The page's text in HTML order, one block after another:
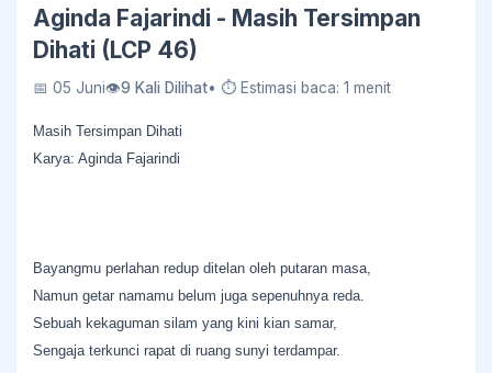
Aginda Fajarindi - Masih Tersimpan
Dihati (LCP 46)
📅 05 Juni👁9 Kali Dilihat• ⏱ Estimasi baca: 1 menit
Masih Tersimpan Dihati
Karya: Aginda Fajarindi
​Bayangmu perlahan redup ditelan oleh putaran masa,
Namun getar namamu belum juga sepenuhnya reda.
Sebuah kekaguman silam yang kini kian samar,
Sengaja terkunci rapat di ruang sunyi terdampar.